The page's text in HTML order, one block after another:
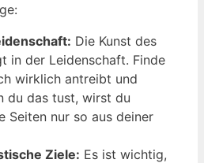
Die Kunst des
in der Leidenschaft. Finde
wirklich antreibt und
du das tust, wirst du
Seiten nur so aus deiner
Ziele: Es ist wichtig,